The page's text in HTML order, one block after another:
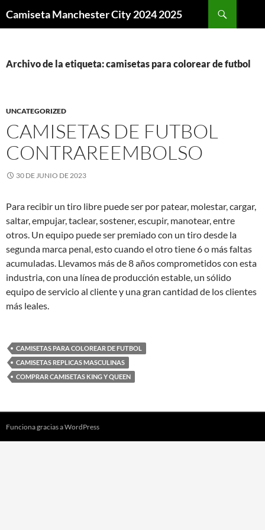
Camiseta Manchester City 2024 2025
Archivo de la etiqueta: camisetas para colorear de futbol
UNCATEGORIZED
CAMISETAS DE FUTBOL
CONTRAREEMBOLSO
30 DE JUNIO DE 2023
Para recibir un tiro libre puede ser por patear, molestar, cargar,
saltar, empujar, taclear, sostener, escupir, manotear, entre
otros. Un equipo puede ser premiado con un tiro desde la
segunda marca penal, esto cuando el otro tiene 6 o más faltas
acumuladas. Llevamos más de 8 años comprometidos con esta
industria, con una línea de producción estable, un sólido
equipo de servicio al cliente y una gran cantidad de los clientes
más leales.
CAMISETAS PARA COLOREAR DE FUTBOL
CAMISETAS REPLICAS MASCULINAS
COMPRAR CAMISETAS KING Y QUEEN
Funciona gracias a WordPress